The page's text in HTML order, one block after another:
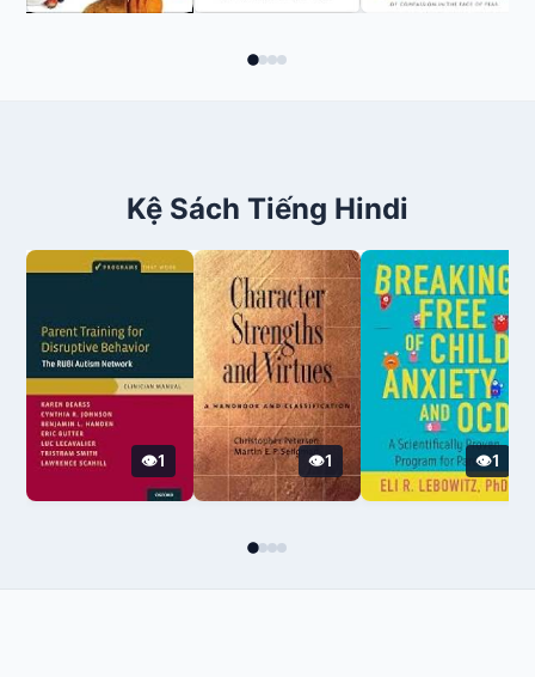
Kệ Sách Tiếng Hindi
1 1 1